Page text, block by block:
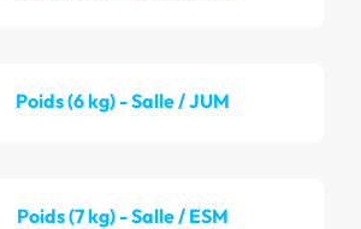
Poids (6 kg) - Salle / JUM
Poids (7 kg) - Salle / ESM